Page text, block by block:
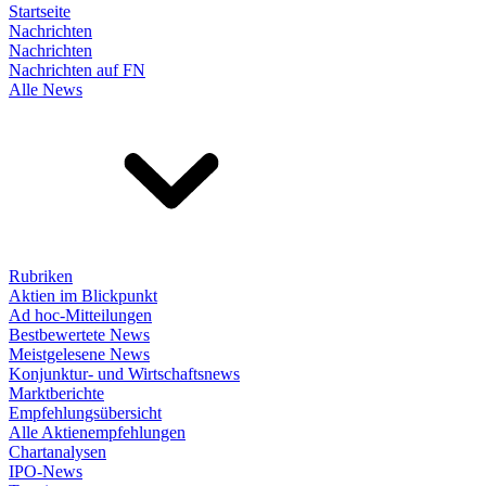
Startseite
Nachrichten
Nachrichten
Nachrichten auf FN
Alle News
Rubriken
Aktien im Blickpunkt
Ad hoc-Mitteilungen
Bestbewertete News
Meistgelesene News
Konjunktur- und Wirtschaftsnews
Marktberichte
Empfehlungsübersicht
Alle Aktienempfehlungen
Chartanalysen
IPO-News